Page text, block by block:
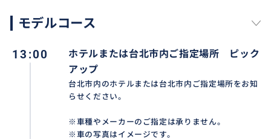
モデルコース
13:00
ホテルまたは台北市内ご指定場所 ピック
アップ
台北市内のホテルまたは台北市内ご指定場所をお知
らせください。
※車種やメーカーのご指定は承りません。
※車の写真はイメージです。